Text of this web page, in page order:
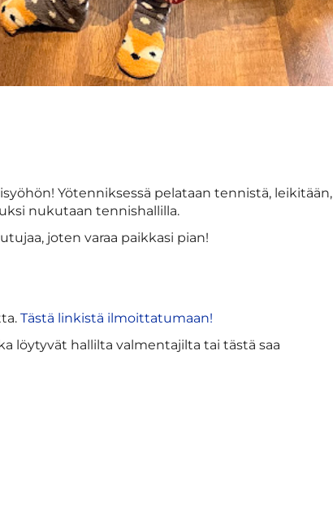
Yötenniksessä pelataan tennistä, leikitään,
nukutaan tennishallilla.
joten varaa paikkasi pian!
Tästä linkistä ilmoittatumaan!
löytyvät hallilta valmentajilta tai tästä saa